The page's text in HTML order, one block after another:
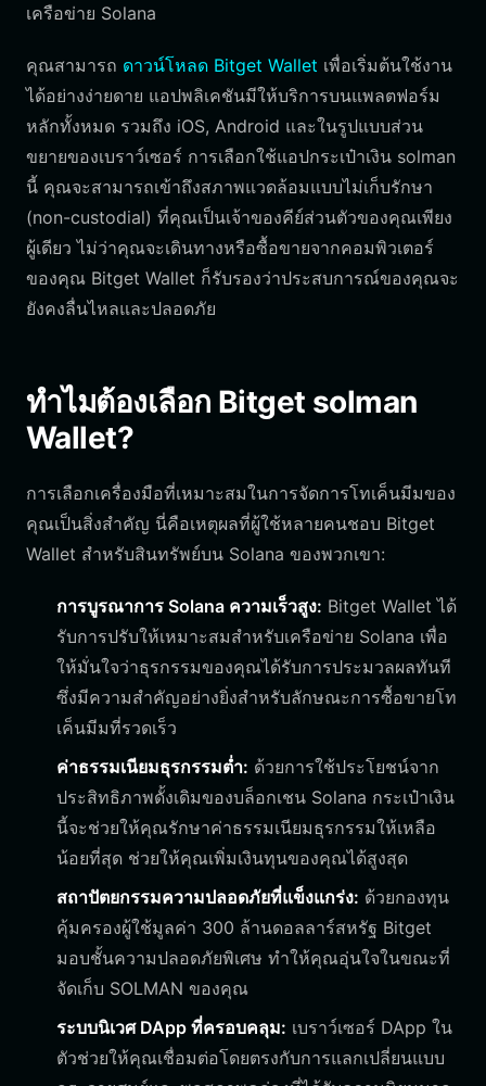
เครือข่าย Solana
คุณสามารถ ดาวน์โหลด Bitget Wallet เพื่อเริ่มต้นใช้งาน
ได้อย่างง่ายดาย แอปพลิเคชันมีให้บริการบนแพลตฟอร์ม
หลักทั้งหมด รวมถึง iOS, Android และในรูปแบบส่วน
ขยายของเบราว์เซอร์ การเลือกใช้แอปกระเป๋าเงิน solman
นี้ คุณจะสามารถเข้าถึงสภาพแวดล้อมแบบไม่เก็บรักษา
(non-custodial) ที่คุณเป็นเจ้าของคีย์ส่วนตัวของคุณเพียง
ผู้เดียว ไม่ว่าคุณจะเดินทางหรือซื้อขายจากคอมพิวเตอร์
ของคุณ Bitget Wallet ก็รับรองว่าประสบการณ์ของคุณจะ
ยังคงลื่นไหลและปลอดภัย
ทำไมต้องเลือก Bitget solman
Wallet?
การเลือกเครื่องมือที่เหมาะสมในการจัดการโทเค็นมีมของ
คุณเป็นสิ่งสำคัญ นี่คือเหตุผลที่ผู้ใช้หลายคนชอบ Bitget
Wallet สำหรับสินทรัพย์บน Solana ของพวกเขา:
การบูรณาการ Solana ความเร็วสูง: Bitget Wallet ได้
รับการปรับให้เหมาะสมสำหรับเครือข่าย Solana เพื่อ
ให้มั่นใจว่าธุรกรรมของคุณได้รับการประมวลผลทันที
ซึ่งมีความสำคัญอย่างยิ่งสำหรับลักษณะการซื้อขายโท
เค็นมีมที่รวดเร็ว
ค่าธรรมเนียมธุรกรรมต่ำ: ด้วยการใช้ประโยชน์จาก
ประสิทธิภาพดั้งเดิมของบล็อกเชน Solana กระเป๋าเงิน
นี้จะช่วยให้คุณรักษาค่าธรรมเนียมธุรกรรมให้เหลือ
น้อยที่สุด ช่วยให้คุณเพิ่มเงินทุนของคุณได้สูงสุด
สถาปัตยกรรมความปลอดภัยที่แข็งแกร่ง: ด้วยกองทุน
คุ้มครองผู้ใช้มูลค่า 300 ล้านดอลลาร์สหรัฐ Bitget
มอบชั้นความปลอดภัยพิเศษ ทำให้คุณอุ่นใจในขณะที่
จัดเก็บ SOLMAN ของคุณ
ระบบนิเวศ DApp ที่ครอบคลุม: เบราว์เซอร์ DApp ใน
ตัวช่วยให้คุณเชื่อมต่อโดยตรงกับการแลกเปลี่ยนแบบ